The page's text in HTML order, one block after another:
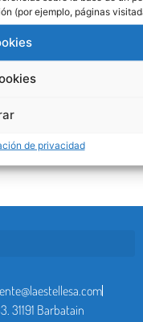
(por ejemplo, páginas
de privacidad
cerrado por
anuladas las
después de
31191 Barbatain